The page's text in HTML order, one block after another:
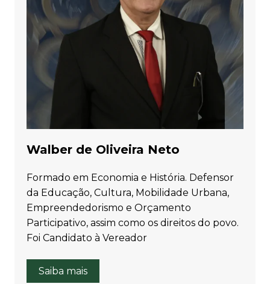
Walber de Oliveira Neto
Formado em Economia e História. Defensor
da Educação, Cultura, Mobilidade Urbana,
Empreendedorismo e Orçamento
Participativo, assim como os direitos do povo.
Foi Candidato à Vereador
Saiba mais